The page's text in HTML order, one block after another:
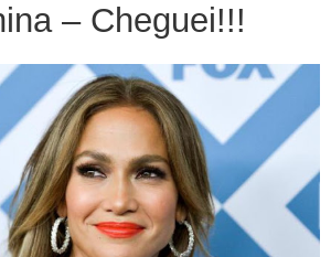
– Cheguei!!!